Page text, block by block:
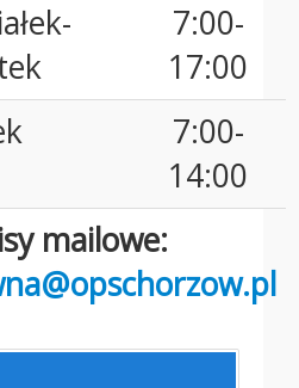
7:00-
17:00
7:00-
14:00
mailowe: